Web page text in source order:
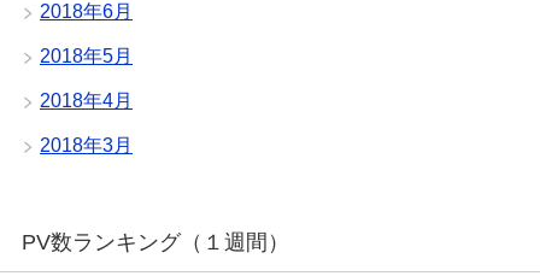
2018年6月
2018年5月
2018年4月
2018年3月
PV数ランキング（１週間）